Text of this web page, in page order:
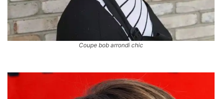
Coupe bob arrondi chic